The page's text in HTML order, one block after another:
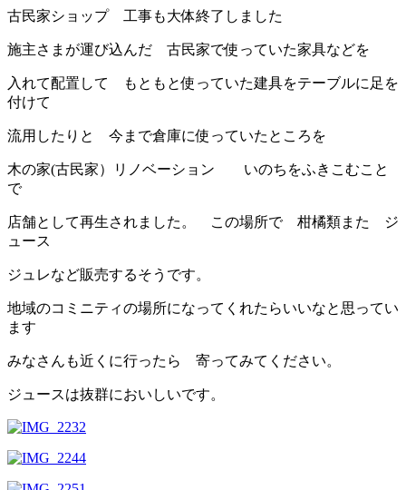
古民家ショップ 工事も大体終了しました
施主さまが運び込んだ 古民家で使っていた家具などを
入れて配置して もともと使っていた建具をテーブルに足を
付けて
流用したりと 今まで倉庫に使っていたところを
木の家(古民家）リノベーション いのちをふきこむこと
で
店舗として再生されました。 この場所で 柑橘類また ジ
ュース
ジュレなど販売するそうです。
地域のコミニティの場所になってくれたらいいなと思ってい
ます
みなさんも近くに行ったら 寄ってみてください。
ジュースは抜群においしいです。